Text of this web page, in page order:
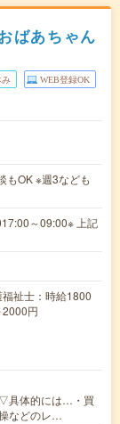
ばあちゃん
み WEB登録OK
もOK ※週3なども
～09:00※ 上記
祉士：時給1800
円
▽具体的には…・買
などのレ…